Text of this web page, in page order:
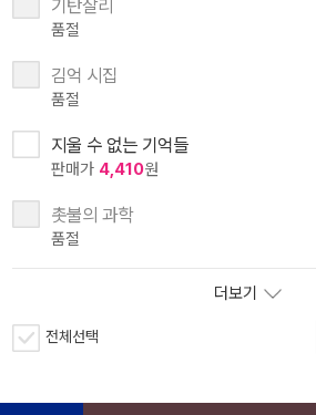
기탄잘리
품절
김억 시집
품절
지울 수 없는 기억들
판매가 4,410원
촛불의 과학
품절
더보기
전체선택